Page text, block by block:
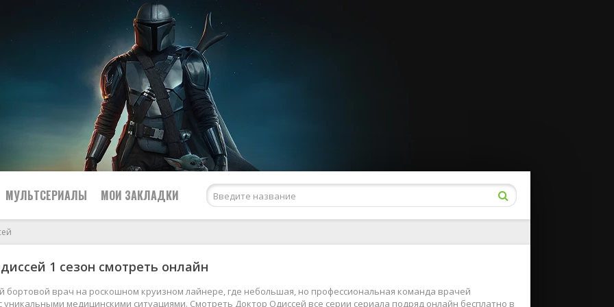
Netflix
Amazon Prime Video
Великобритания
МУЛЬТСЕРИАЛЫ МОИ ЗАКЛАДКИ
1 сезон смотреть онлайн
врач на роскошном круизном лайнере, где небольшая, но профессиональная команда врачей
уникальными медицинскими ситуациями. Смотреть Доктор Одиссей все серии сериала подряд онлайн бесплатно в